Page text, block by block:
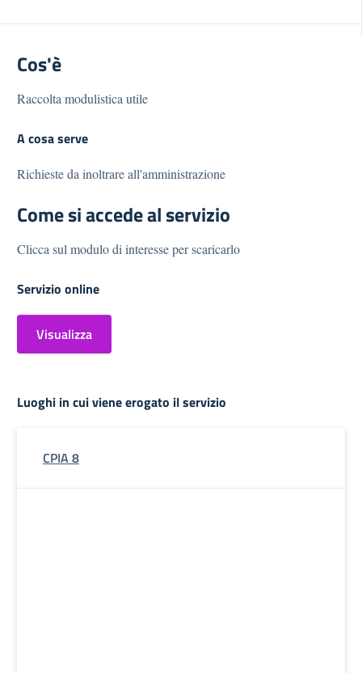
Cos'è
Raccolta modulistica utile
A cosa serve
Richieste da inoltrare all'amministrazione
Come si accede al servizio
Clicca sul modulo di interesse per scaricarlo
Servizio online
Visualizza
Luoghi in cui viene erogato il servizio
CPIA 8